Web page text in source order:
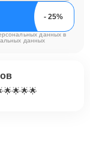
данных в
данных